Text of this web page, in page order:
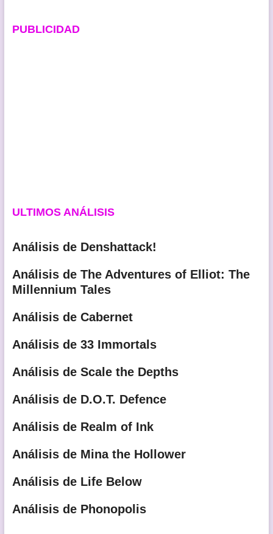
PUBLICIDAD
ULTIMOS ANÁLISIS
Análisis de Denshattack!
Análisis de The Adventures of Elliot: The
Millennium Tales
Análisis de Cabernet
Análisis de 33 Immortals
Análisis de Scale the Depths
Análisis de D.O.T. Defence
Análisis de Realm of Ink
Análisis de Mina the Hollower
Análisis de Life Below
Análisis de Phonopolis